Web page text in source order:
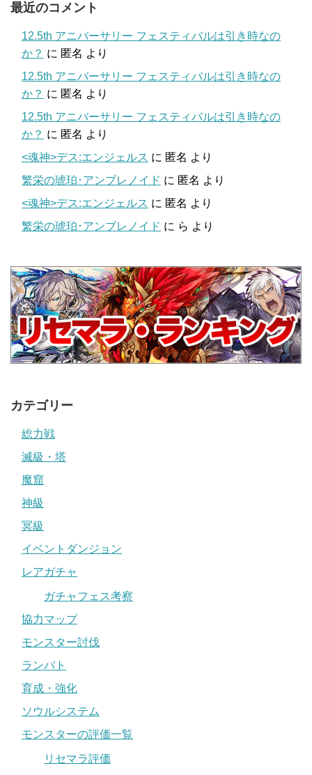
最近のコメント
12.5th アニバーサリー フェスティバルは引き時なの
か？ に 匿名 より
12.5th アニバーサリー フェスティバルは引き時なの
か？ に 匿名 より
12.5th アニバーサリー フェスティバルは引き時なの
か？ に 匿名 より
<魂神>デス:エンジェルス に 匿名 より
繁栄の琥珀･アンブレノイド に 匿名 より
<魂神>デス:エンジェルス に 匿名 より
繁栄の琥珀･アンブレノイド に ら より
カテゴリー
総力戦
滅級・塔
魔窟
神級
冥級
イベントダンジョン
レアガチャ
ガチャフェス考察
協力マップ
モンスター討伐
ランバト
育成・強化
ソウルシステム
モンスターの評価一覧
リセマラ評価